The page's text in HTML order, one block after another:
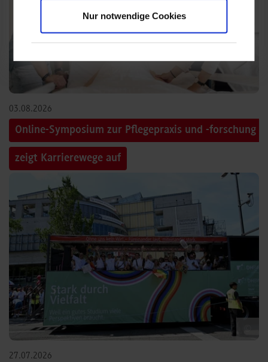
Nur notwendige Cookies
03.08.2026
Online-Symposium zur Pflegepraxis und -forschung
zeigt Karrierewege auf
27.07.2026